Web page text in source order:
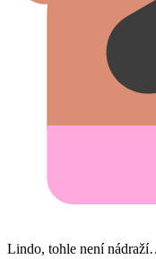
Lindo, tohle není